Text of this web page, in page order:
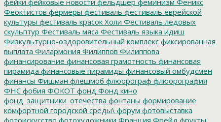
Феоктистов фермеры фестиваль фестиваль еврейской
культуры фестиваль красок Холи Фестиваль ледовых
скульптур Фестиваль мяса Фестиваль языка идиш
Физкультурно-оздоровительный комплекс фиксированная
выплата Филармония Филиппов Филиппова
финансирование финансовая грамотность финансовая
пирамида финансовые пирамиды финансовый омбудсмен
финансы Фишман флешмоб флюорограф флюорография
ФНС фобия ФОКОТ фонд Фонд кино
фонд_защитники_отечества фонтаны формирование
комфортной городской среды\ форум фотовыставка
фотоискусство фотохудожники Франция Фрейд фрукты